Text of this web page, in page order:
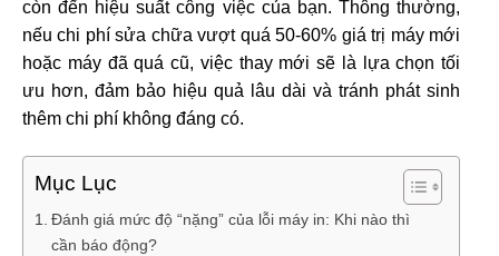
còn đến hiệu suất công việc của bạn. Thông thường,
nếu chi phí sửa chữa vượt quá 50-60% giá trị máy mới
hoặc máy đã quá cũ, việc thay mới sẽ là lựa chọn tối
ưu hơn, đảm bảo hiệu quả lâu dài và tránh phát sinh
thêm chi phí không đáng có.
Mục Lục
Đánh giá mức độ “nặng” của lỗi máy in: Khi nào thì
cần báo động?